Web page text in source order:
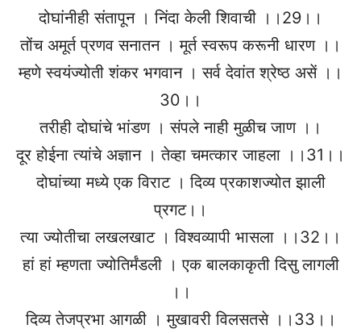
दोघांनीही संतापून । निंदा केली शिवाची ।।29।।
तोंच अमूर्त प्रणव सनातन । मूर्त स्वरूप करूनी धारण ।।
म्हणे स्वयंज्योती शंकर भगवान । सर्व देवांत श्रेष्ठ असें ।।
30।।
तरीही दोघांचे भांडण । संपले नाही मुळीच जाण ।।
दूर होईना त्यांचे अज्ञान । तेव्हा चमत्कार जाहला ।।31।।
दोघांच्या मध्ये एक विराट । दिव्य प्रकाशज्योत झाली
प्रगट।।
त्या ज्योतीचा लखलखाट । विश्वव्यापी भासला ।।32।।
हां हां म्हणता ज्योतिर्मंडली । एक बालकाकृती दिसु लागली
।।
दिव्य तेजप्रभा आगळी । मुखावरी विलसतसे ।।33।।